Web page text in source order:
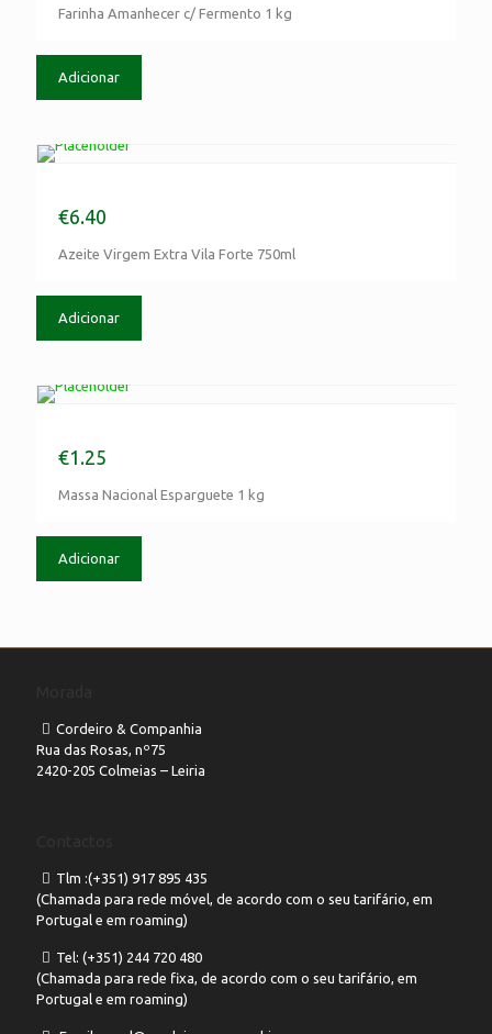
Farinha Amanhecer c/ Fermento 1 kg
Adicionar
€6.40
Azeite Virgem Extra Vila Forte 750ml
Adicionar
€1.25
Massa Nacional Esparguete 1 kg
Adicionar
Cordeiro & Companhia
Rua das Rosas, nº75
2420-205 Colmeias – Leiria
Tlm :(+351) 917 895 435
(Chamada para rede móvel, de acordo com o seu tarifário, em
Portugal e em roaming)
Tel: (+351) 244 720 480
(Chamada para rede fixa, de acordo com o seu tarifário, em
Portugal e em roaming)